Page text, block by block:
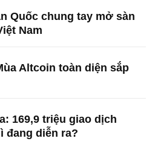
Quốc chung tay mở sàn
Nam
Altcoin toàn diện sắp
169,9 triệu giao dịch
đang diễn ra?